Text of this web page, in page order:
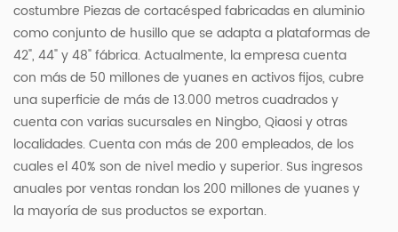
costumbre Piezas de cortacésped fabricadas en aluminio
como conjunto de husillo que se adapta a plataformas de
42", 44" y 48" fábrica. Actualmente, la empresa cuenta
con más de 50 millones de yuanes en activos fijos, cubre
una superficie de más de 13.000 metros cuadrados y
cuenta con varias sucursales en Ningbo, Qiaosi y otras
localidades. Cuenta con más de 200 empleados, de los
cuales el 40% son de nivel medio y superior. Sus ingresos
anuales por ventas rondan los 200 millones de yuanes y
la mayoría de sus productos se exportan.